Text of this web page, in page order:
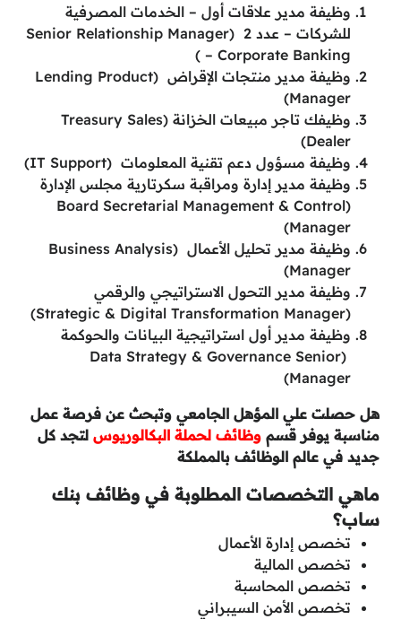
وظيفة مدير علاقات أول – الخدمات المصرفية
للشركات – عدد 2 (Senior Relationship Manager
– Corporate Banking )
وظيفة مدير منتجات الإقراض (Lending Product
Manager)
وظيفك تاجر مبيعات الخزانة (Treasury Sales
Dealer)
وظيفة مسؤول دعم تقنية المعلومات (IT Support)
وظيفة مدير إدارة ومراقبة سكرتارية مجلس الإدارة
(Board Secretarial Management & Control
Manager)
وظيفة مدير تحليل الأعمال (Business Analysis
Manager)
وظيفة مدير التحول الاستراتيجي والرقمي
(Strategic & Digital Transformation Manager)
وظيفة مدير أول استراتيجية البيانات والحوكمة
(Data Strategy & Governance Senior
Manager)
هل حصلت علي المؤهل الجامعي وتبحث عن فرصة عمل
مناسبة يوفر قسم وظائف لحملة البكالوريوس لتجد كل
جديد في عالم الوظائف بالمملكة
ماهي التخصصات المطلوبة في وظائف بنك
ساب؟
تخصص إدارة الأعمال
تخصص المالية
تخصص المحاسبة
تخصص الأمن السيبراني